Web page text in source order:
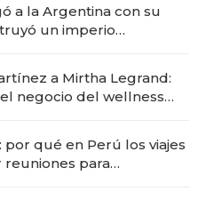
a la Argentina con su
un imperio
a Mirtha Legrand:
negocio del wellness
qué en Perú los viajes
reuniones para